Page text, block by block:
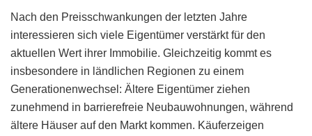
Nach den Preisschwankungen der letzten Jahre
interessieren sich viele Eigentümer verstärkt für den
aktuellen Wert ihrer Immobilie. Gleichzeitig kommt es
insbesondere in ländlichen Regionen zu einem
Generationenwechsel: Ältere Eigentümer ziehen
zunehmend in barrierefreie Neubauwohnungen, während
ältere Häuser auf den Markt kommen. Käuferzeigen